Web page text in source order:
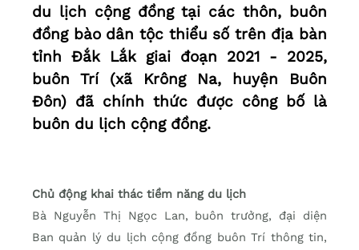
du lịch cộng đồng tại các thôn, buôn
đồng bào dân tộc thiểu số trên địa bàn
tỉnh Đắk Lắk giai đoạn 2021 - 2025,
buôn Trí (xã Krông Na, huyện Buôn
Đôn) đã chính thức được công bố là
buôn du lịch cộng đồng.
Chủ động khai thác tiềm năng du lịch
Bà Nguyễn Thị Ngọc Lan, buôn trưởng, đại diện
Ban quản lý du lịch cộng đồng buôn Trí thông tin,